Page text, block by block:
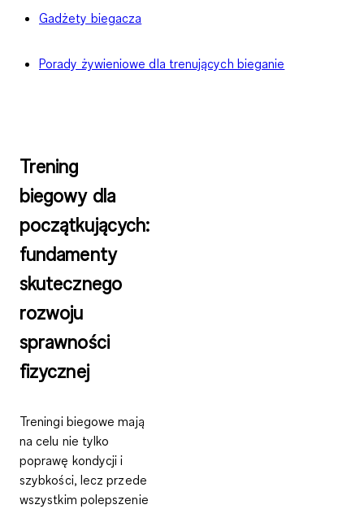
Gadżety biegacza
Porady żywieniowe dla trenujących bieganie
Trening
biegowy dla
początkujących:
fundamenty
skutecznego
rozwoju
sprawności
fizycznej
Treningi biegowe mają
na celu nie tylko
poprawę kondycji i
szybkości, lecz przede
wszystkim polepszenie